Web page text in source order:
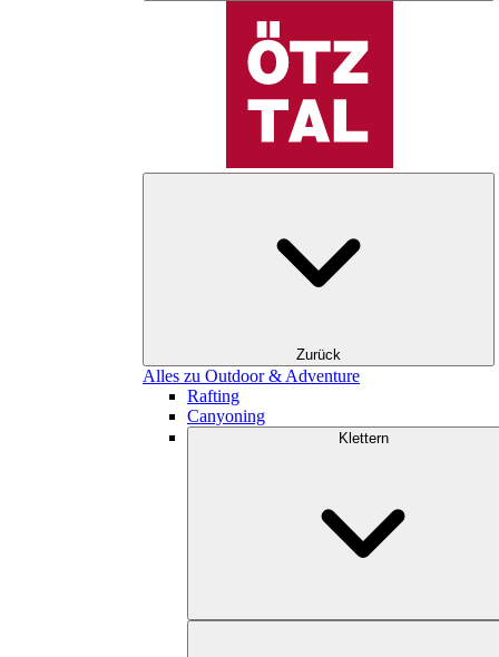
Zurück
Alles zu Outdoor & Adventure
Rafting
Canyoning
Klettern